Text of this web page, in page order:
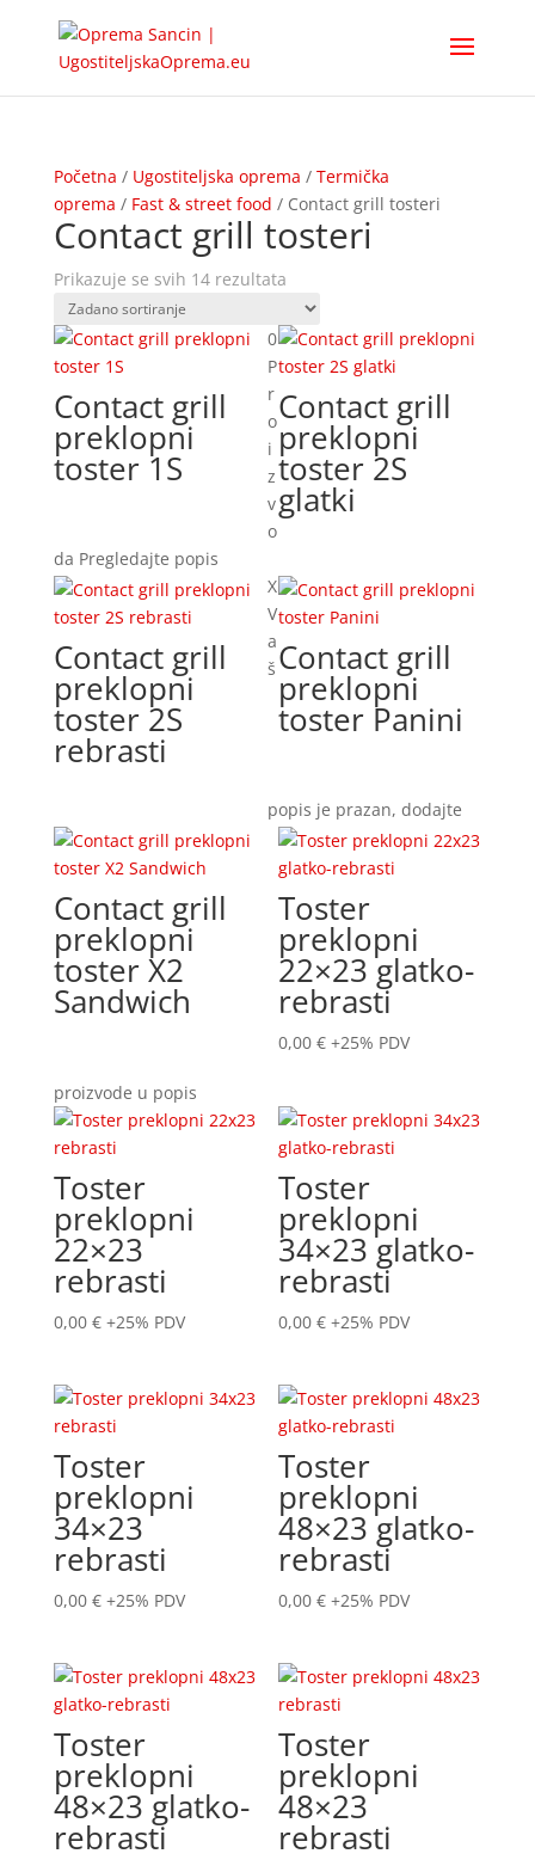
Početna / Ugostiteljska oprema / Termička
oprema / Fast & street food / Contact grill tosteri
Contact grill tosteri
Prikazuje se svih 14 rezultata
Contact grill
preklopni
toster 1S
Contact grill
preklopni
toster 2S
glatki
Contact grill
preklopni
toster 2S
rebrasti
Contact grill
preklopni
toster Panini
Contact grill
preklopni
toster X2
Sandwich
Toster
preklopni
22×23 glatko-
rebrasti
0,00 € +25% PDV
Toster
preklopni
22×23
rebrasti
0,00 € +25% PDV
Toster
preklopni
34×23 glatko-
rebrasti
0,00 € +25% PDV
Toster
preklopni
34×23
rebrasti
0,00 € +25% PDV
Toster
preklopni
48×23 glatko-
rebrasti
0,00 € +25% PDV
Toster
preklopni
48×23 glatko-
rebrasti
Toster
preklopni
48×23
rebrasti
0
P
r
o
i
z
v
o
da Pregledajte popis
X
V
a
š
popis je prazan, dodajte
proizvode u popis